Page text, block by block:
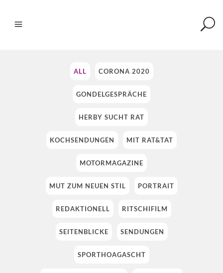
ALL CORONA 2020
GONDELGESPRÄCHE
HERBY SUCHT RAT
KOCHSENDUNGEN MIT RAT&TAT
MOTORMAGAZINE
MUT ZUM NEUEN STIL PORTRAIT
REDAKTIONELL RITSCHIFILM
SEITENBLICKE SENDUNGEN
SPORTHOAGASCHT